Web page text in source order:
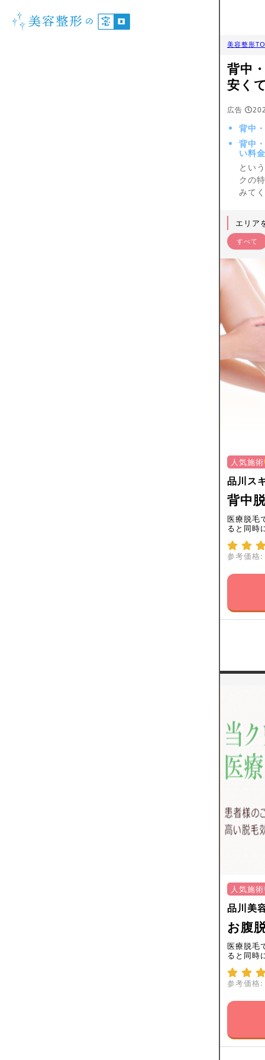
美容整形
背中
安く
広告
背中
背中
い料
とい
クの
みて
エリア
すべて
人気施術
品川ス
背中
医療脱毛
ると同時
参考価格:
人気施術
品川美
お腹
医療脱毛
ると同時
参考価格: